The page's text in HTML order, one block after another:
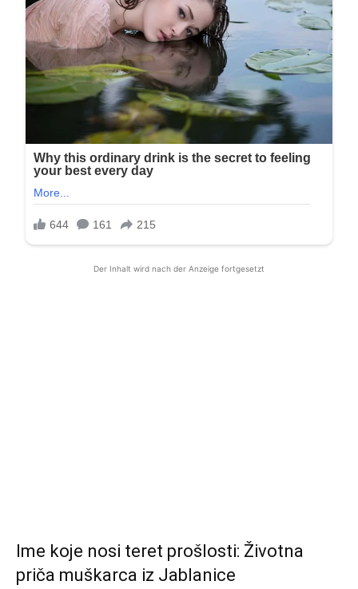
Der Inhalt wird nach der Anzeige fortgesetzt
Ime koje nosi teret prošlosti: Životna
priča muškarca iz Jablanice